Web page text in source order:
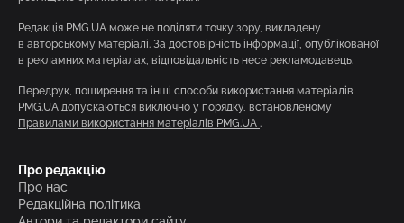
Редакція PMG.UA може не поділяти точку зору, викладену
в авторському матеріалі. За достовірність інформації, опублікованої
в рекламних матеріалах, відповідальність несе рекламодавець.
Передрук, поширення та інші способи використання матеріалів
PMG.UA допускаються виключно у порядку, встановленому
Правилами використання матеріалів PMG.UA .
Про редакцію
Про нас
Редакційна політика